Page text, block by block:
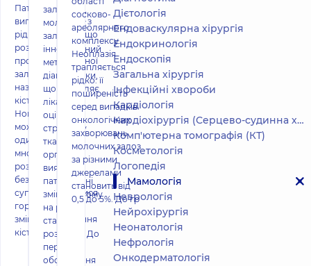
Патологія у
вигляді капсули з
рідким вмістом, що
розвивається в
протоках молочної
залози,
називається
кістою.
Новоутворення
може бути
одиничним або
множинним,
розвиватись
безсимптомно і
супроводжуватися
гормональними
змінами. Лікування
кісти молочн
залоз УЗД
молочних
залоз –
інноваційний
метод
діагностики,
що дозволяє
лікарю
оцінити
структуру
тканини
органа та
виявити
патологічні
зміни в ньому
на ранніх
стадіях
розвитку. До
переваг
обстеження
сосково-
ареолярного
комплексу.
Неоплазія
трапляється
рідко: її
поширеність
серед випадків
онкологічних
захворювань
молочних залоз
за різними
джерелами
становить від
0,5 до 5%. До гр
Дієтологія
Ендоваскулярна хірургія
Ендокринологія
Ендоскопія
Загальна хірургія
Інфекційні хвороби
Кардіологія
Кардіохірургія (Серцево-судинна хірургія)
Комп'ютерна томографія (КТ)
Косметологія
Логопедія
Мамологія
Неврологія
Нейрохірургія
Неонатологія
Нефрологія
Онкодерматологія